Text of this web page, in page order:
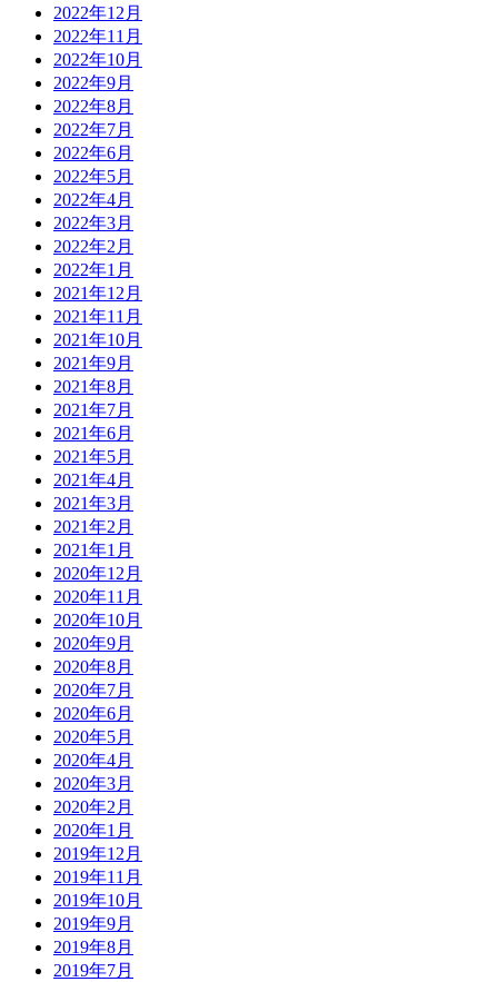
2022年12月
2022年11月
2022年10月
2022年9月
2022年8月
2022年7月
2022年6月
2022年5月
2022年4月
2022年3月
2022年2月
2022年1月
2021年12月
2021年11月
2021年10月
2021年9月
2021年8月
2021年7月
2021年6月
2021年5月
2021年4月
2021年3月
2021年2月
2021年1月
2020年12月
2020年11月
2020年10月
2020年9月
2020年8月
2020年7月
2020年6月
2020年5月
2020年4月
2020年3月
2020年2月
2020年1月
2019年12月
2019年11月
2019年10月
2019年9月
2019年8月
2019年7月